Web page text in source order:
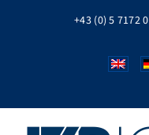
+43 (0) 5 7172 0